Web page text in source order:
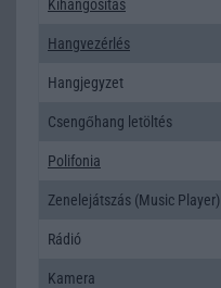
Kihangositás
Hangvezérlés
Hangjegyzet
Csengőhang letöltés
Polifonia
Zenelejátszás (Music Player)
Rádió
Kamera